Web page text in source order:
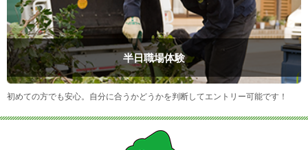
半日職場体験
初めての方でも安心。自分に合うかどうかを判断してエントリー可能です！